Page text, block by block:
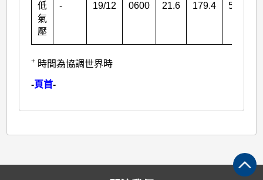
低
氣
壓
- 19/12 0600 21.6 179.4 55
+ 時間為協調世界時
-頁首-